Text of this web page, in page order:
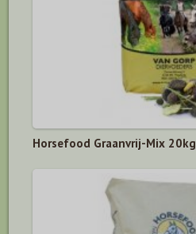
Horsefood Graanvrij-Mix 20kg